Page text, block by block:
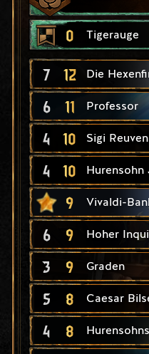
0 Tigerauge
7 12 Die
6 11 Professor
4 10 Sigi Reuven
4 10 Hurensohn
9 Vivaldi-
6 9 Hoher
3 9 Graden
5 8 Caesar
4 8